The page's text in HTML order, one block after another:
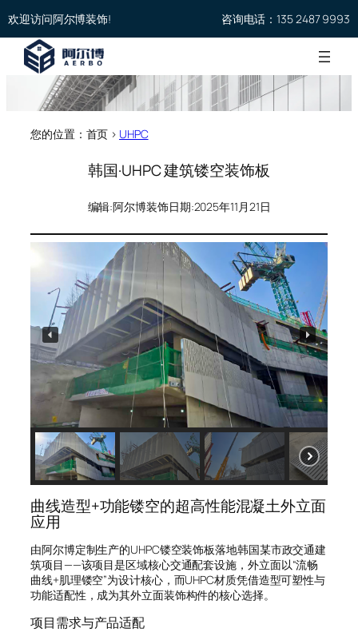
欢迎访问阿尔博装饰! 咨询电话：135 2487 9993
您的位置：首页 > UHPC
韩国·UHPC 建筑镂空装饰板
编辑:阿尔博装饰日期:2025年11月21日
曲线造型+功能镂空的超高性能混凝土外立面
应用
由阿尔博定制生产的UHPC镂空装饰板落地韩国某市政交通建
筑项目——该项目是区域核心交通配套设施，外立面以“流畅
曲线+肌理镂空”为设计核心，而UHPC材质凭借造型可塑性与
功能适配性，成为其外立面装饰构件的核心选择。
项目需求与产品适配